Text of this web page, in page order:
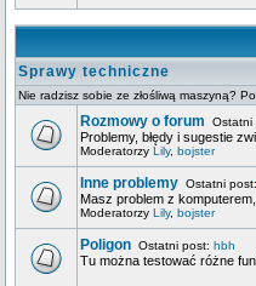
Sprawy techniczne
Nie radzisz sobie ze złośliwą maszyną?
Rozmowy o forum Ostatni
Problemy, błędy i sugestie
Moderatorzy Lily, bojster
Inne problemy Ostatni post:
Masz problem z
Moderatorzy Lily, bojster
Poligon Ostatni post: hbh
Tu można testować różne